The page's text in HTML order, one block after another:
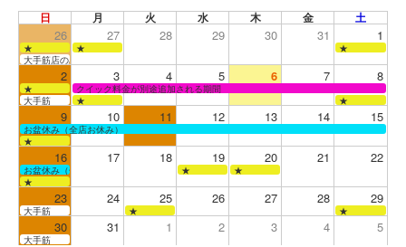
日 月 火 水 木 金 土
26 27 28 29 30 31 1
★ ★
★
大手筋店のみ営業
2 3 4 5 6 7 8
★
クイック料金が別途追加される期間
大手筋
★ ★
9 10 11 12 13 14 15
お盆休み（全店お休み）
★
16 17 18 19 20 21 22
お盆休み（全店お休み） ★
★
★
23 24 25 26 27 28 29
大手筋 ★ ★
30 31 1 2 3 4 5
大手筋